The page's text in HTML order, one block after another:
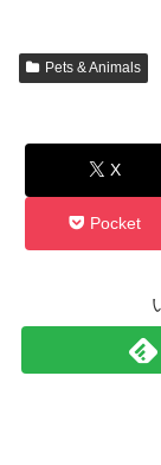
Pets & Animals
X
Pocket